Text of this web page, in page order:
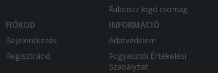
estig! Úgyhogy többet nem rendelünk
2025-07-20 - Katalin:
2.5 óra várakozás után kaptunk egy
szaft nélküli pörköltet meg egy
Falatozz logó csomag
FIÓKOD
Bejelentkezés
Regisztráció
INFORMÁCIÓ
Adatvédelem
Fogyasztói Értékelési
Szabályzat